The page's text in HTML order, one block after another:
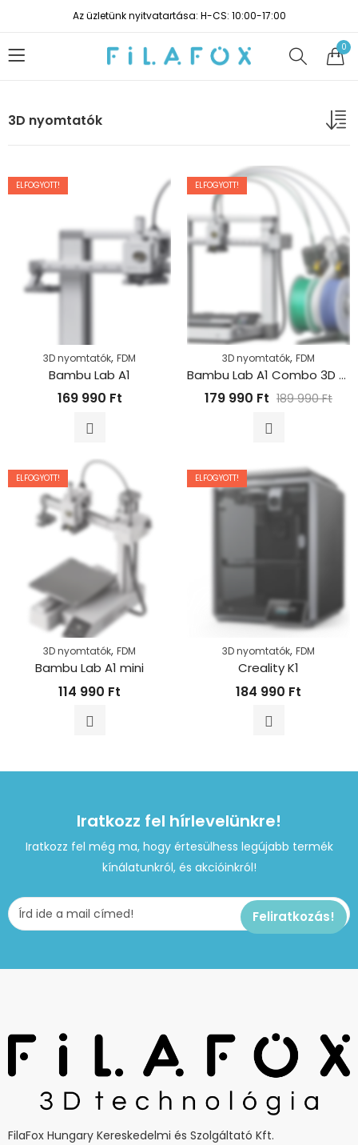
Az üzletünk nyitvatartása: H-CS: 10:00-17:00
0
3D nyomtatók
ELFOGYOTT!
3D nyomtatók, FDM
Bambu Lab A1
169 990 Ft
ELFOGYOTT!
3D nyomtatók, FDM
Bambu Lab A1 Combo 3D Nyomtató
179 990 Ft 189 990Ft
ELFOGYOTT!
3D nyomtatók, FDM
Bambu Lab A1 mini
114 990 Ft
ELFOGYOTT!
3D nyomtatók, FDM
Creality K1
184 990 Ft
Iratkozz fel hírlevelünkre!
Iratkozz fel még ma, hogy értesülhess legújabb termék
kínálatunkról, és akcióinkról!
FilaFox Hungary Kereskedelmi és Szolgáltató Kft.